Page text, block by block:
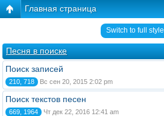
Главная страница
Switch to full style
Песня в поиске
Поиск записей
210, 718 Вс сен 20, 2015 2:02 pm
Поиск текстов песен
669, 1964 Чт дек 22, 2016 12:41 am